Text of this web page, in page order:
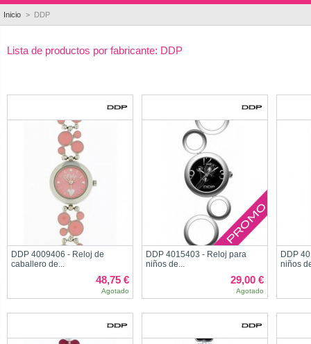
Inicio > DDP
Lista de productos por fabricante: DDP
DDP 4009406 - Reloj de
caballero de...
48,75 €
Agotado
DDP 4015403 - Reloj para
niños de...
29,00 €
Agotado
DDP
niños